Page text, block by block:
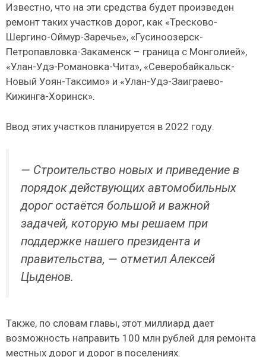
Известно, что на эти средства будет произведен
ремонт таких участков дорог, как «Тресково-
Шергино-Оймур-Заречье», «Гусиноозерск-
Петропавловка-Закаменск – граница с Монголией»,
«Улан-Удэ-Романовка-Чита», «Северобайкальск-
Новый Уоян-Таксимо» и «Улан-Удэ-Заиграево-
Кижинга-Хоринск».
Ввод этих участков планируется в 2022 году.
— Строительство новых и приведение в
порядок действующих автомобильных
дорог остаётся большой и важной
задачей, которую мы решаем при
поддержке нашего президента и
правительства, — отметил Алексей
Цыденов.
Также, по словам главы, этот миллиард дает
возможность направить 100 млн рублей для ремонта
местных дорог и дорог в поселениях.